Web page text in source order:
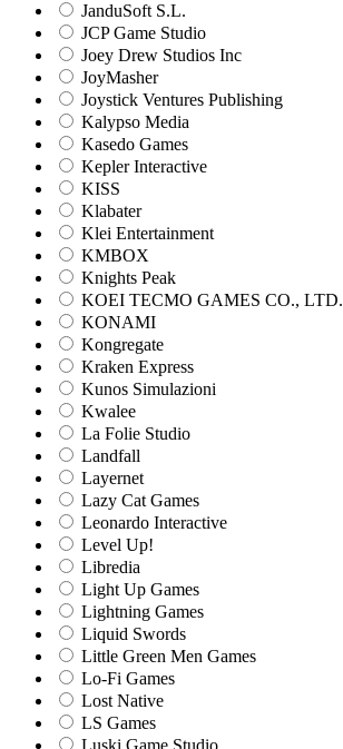
JanduSoft S.L.
JCP Game Studio
Joey Drew Studios Inc
JoyMasher
Joystick Ventures Publishing
Kalypso Media
Kasedo Games
Kepler Interactive
KISS
Klabater
Klei Entertainment
KMBOX
Knights Peak
KOEI TECMO GAMES CO., LTD.
KONAMI
Kongregate
Kraken Express
Kunos Simulazioni
Kwalee
La Folie Studio
Landfall
Layernet
Lazy Cat Games
Leonardo Interactive
Level Up!
Libredia
Light Up Games
Lightning Games
Liquid Swords
Little Green Men Games
Lo-Fi Games
Lost Native
LS Games